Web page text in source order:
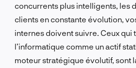
concurrents plus intelligents, les
clients en constante évolution,
internes doivent suivre. Ceux qui
l’informatique comme un actif
moteur stratégique évolutif, sont